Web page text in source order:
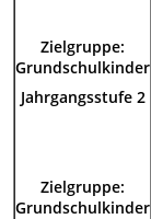
Zielgruppe:
Grundschulkinder
Jahrgangsstufe 2
Zielgruppe:
Grundschulkinder